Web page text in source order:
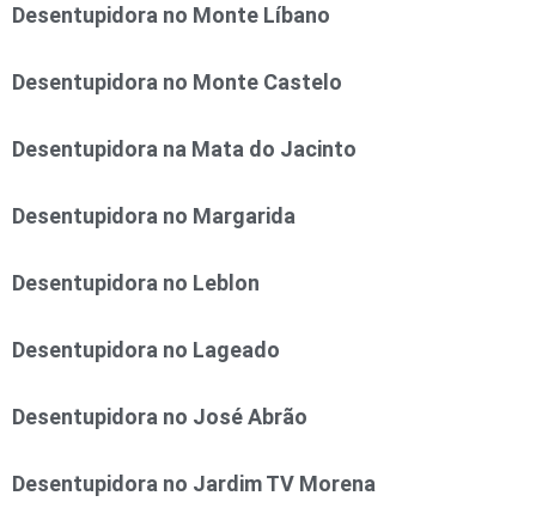
Desentupidora no Monte Líbano
Desentupidora no Monte Castelo
Desentupidora na Mata do Jacinto
Desentupidora no Margarida
Desentupidora no Leblon
Desentupidora no Lageado
Desentupidora no José Abrão
Desentupidora no Jardim TV Morena